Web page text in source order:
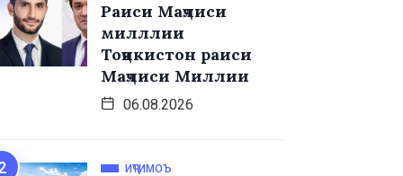
Раиси Маҷлиси
милллии
Тоҷикистон раиси
Маҷлиси Миллии
06.08.2026
ИҶТИМОЪ